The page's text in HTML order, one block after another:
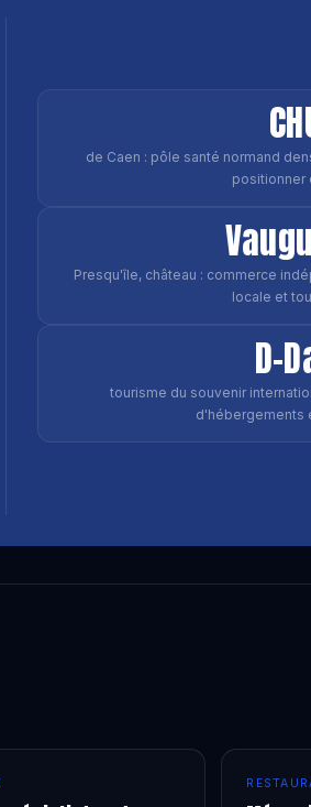
de Caen : pôle santé normand
positionner
Presqu'île, château : commerce
locale et
D-
tourisme du souvenir
d'hébergements